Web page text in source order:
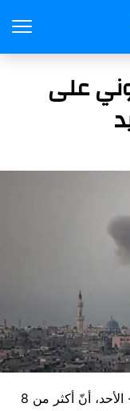
على
أعلنت وزارة الصحة في غزة، ليل السبت- الأحد، أنّ أكثر من 8